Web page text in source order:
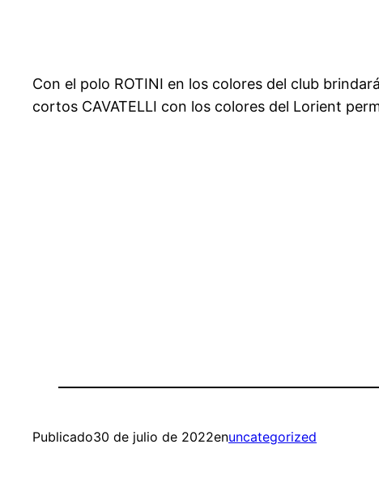
Con el polo ROTINI en los colores del club
cortos CAVATELLI con los colores del Lorient
Publicado30 de julio de 2022enuncategorized